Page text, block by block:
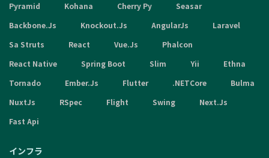
Pyramid
Kohana Cherry Py
Seasar
Backbone.Js
Knockout.Js AngularJs
Laravel
Sa Struts
React Vue.Js
Phalcon
React Native
Spring Boot Slim Yii
Ethna
Tornado
Ember.Js Flutter .NETCore
Bulma
NuxtJs
RSpec Flight Swing
Next.Js
Fast Api
インフラ